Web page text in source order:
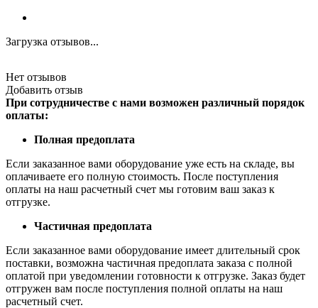
Загрузка отзывов...
Нет отзывов
Добавить отзыв
При сотрудничестве с нами возможен различный порядок
оплаты:
Полная предоплата
Если заказанное вами оборудование уже есть на складе, вы
оплачиваете его полную стоимость. После поступления
оплаты на наш расчетный счет мы готовим ваш заказ к
отгрузке.
Частичная предоплата
Если заказанное вами оборудование имеет длительный срок
поставки, возможна частичная предоплата заказа с полной
оплатой при уведомлении готовности к отгрузке. Заказ будет
отгружен вам после поступления полной оплаты на наш
расчетный счет.